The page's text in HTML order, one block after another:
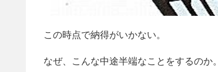
この時点で納得がいかない。
なぜ、こんな中途半端なことをするのか。